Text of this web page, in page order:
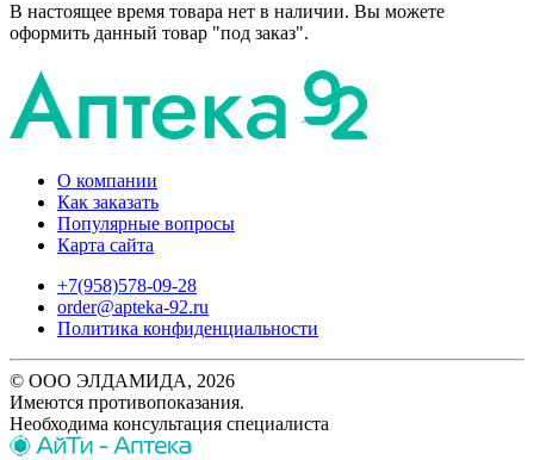
В настоящее время товара нет в наличии. Вы можете
оформить данный товар "под заказ".
О компании
Как заказать
Популярные вопросы
Карта сайта
+7(958)578-09-28
order@apteka-92.ru
Политика конфиденциальности
© ООО ЭЛДАМИДА, 2026
Имеются противопоказания.
Необходима консультация специалиста